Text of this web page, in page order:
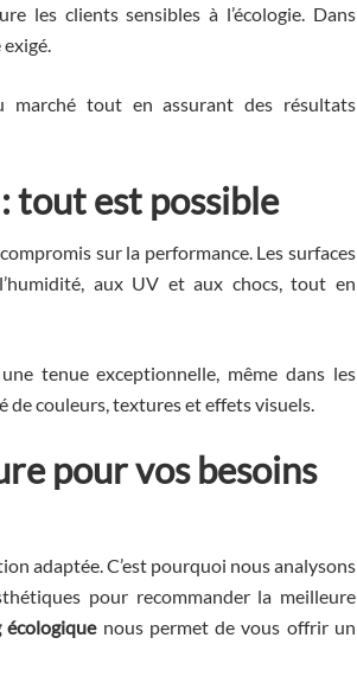
les clients sensibles à l’écologie. Dans
marché tout en assurant des résultats
tout est possible
sur la performance. Les surfaces
aux UV et aux chocs, tout en
tenue exceptionnelle, même dans les
couleurs, textures et effets visuels.
pour vos besoins
adaptée. C’est pourquoi nous analysons
pour recommander la meilleure
écologiquenous permet de vous offrir un